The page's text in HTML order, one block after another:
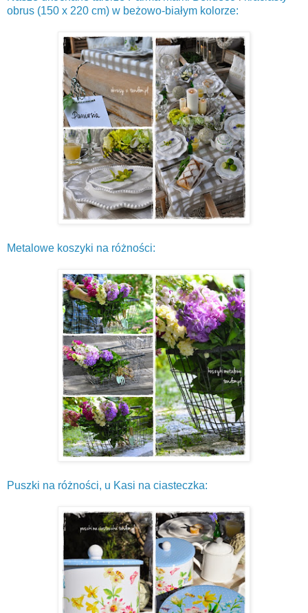
obrus (150 x 220 cm) w beżowo-białym kolorze:
Metalowe koszyki na różności:
Puszki na różności, u Kasi na ciasteczka: